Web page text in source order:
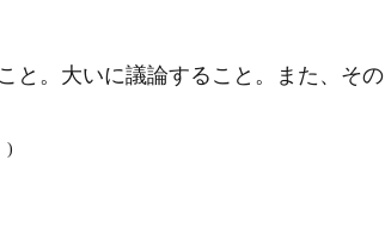
と。大いに議論すること。また、その
)